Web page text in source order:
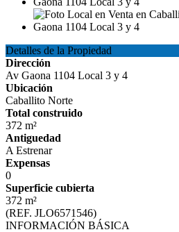
Detalles de la Propiedad
Dirección
Av Gaona 1104 Local 3 y 4
Ubicación
Caballito Norte
Total construido
372 m²
Antiguedad
A Estrenar
Expensas
0
Superficie cubierta
372 m²
(REF. JLO6571546)
INFORMACIÓN BÁSICA